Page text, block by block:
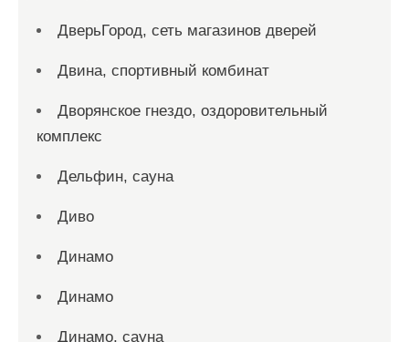
ДверьГород, сеть магазинов дверей
Двина, спортивный комбинат
Дворянское гнездо, оздоровительный
комплекс
Дельфин, сауна
Диво
Динамо
Динамо
Динамо, сауна